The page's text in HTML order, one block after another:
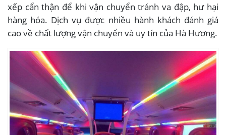
xếp cẩn thận để khi vận chuyển tránh va đập, hư hại
hàng hóa. Dịch vụ được nhiều hành khách đánh giá
cao về chất lượng vận chuyển và uy tín của Hà Hương.